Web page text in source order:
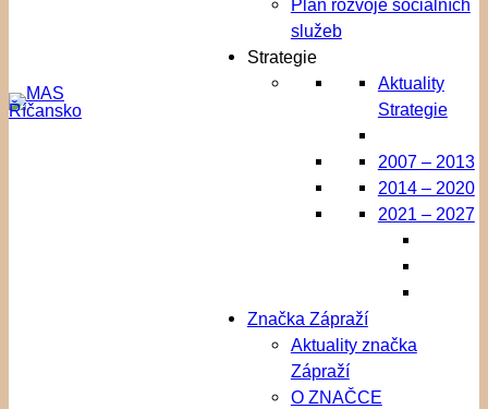
Plán rozvoje sociálních
služeb
Strategie
Aktuality
Strategie
2007 – 2013
2014 – 2020
2021 – 2027
Značka Zápraží
Aktuality značka
Zápraží
O ZNAČCE